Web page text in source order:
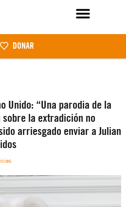
DONAR
Unido: “Una parodia de la
la extradición no
arriesgado enviar a Julian